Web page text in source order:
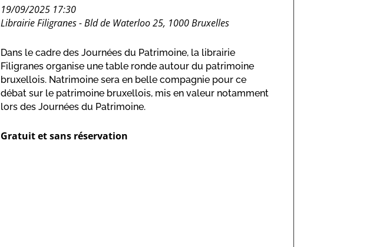
19/09/2025 17:30
Librairie Filigranes - Bld de Waterloo 25, 1000 Bruxelles
Dans le cadre des Journées du Patrimoine, la librairie
Filigranes organise une table ronde autour du patrimoine
bruxellois. Natrimoine sera en belle compagnie pour ce
débat sur le patrimoine bruxellois, mis en valeur notamment
lors des Journées du Patrimoine.
Gratuit et sans réservation